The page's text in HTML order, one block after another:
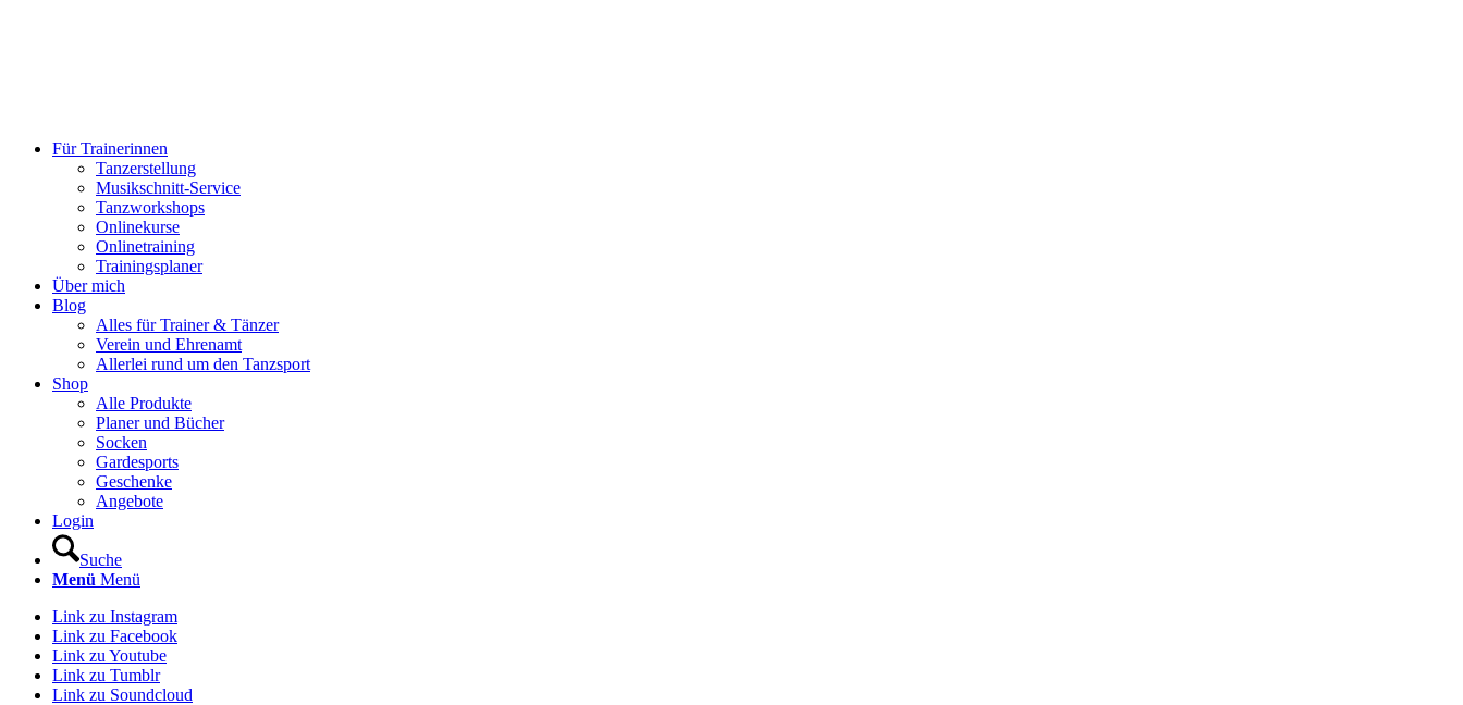
Für Trainerinnen
Tanzerstellung
Musikschnitt-Service
Tanzworkshops
Onlinekurse
Onlinetraining
Trainingsplaner
Über mich
Blog
Alles für Trainer & Tänzer
Verein und Ehrenamt
Allerlei rund um den Tanzsport
Shop
Alle Produkte
Planer und Bücher
Socken
Gardesports
Geschenke
Angebote
Login
Suche
Menü Menü
Link zu Instagram
Link zu Facebook
Link zu Youtube
Link zu Tumblr
Link zu Soundcloud